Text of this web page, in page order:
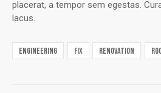
placerat, a tempor sem egestas.
lacus.
engineering fix renovation